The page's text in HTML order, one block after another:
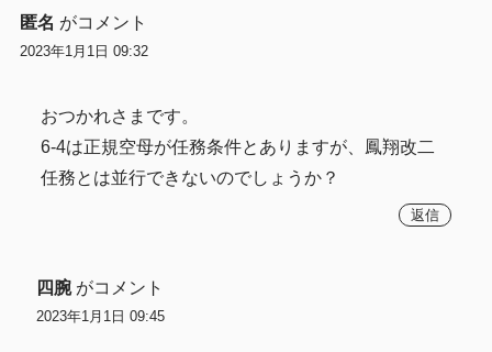
匿名 がコメント
2023年1月1日 09:32
おつかれさまです。
6-4は正規空母が任務条件とありますが、鳳翔改二
任務とは並行できないのでしょうか？
返信
四腕 がコメント
2023年1月1日 09:45